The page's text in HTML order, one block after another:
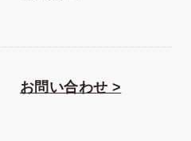
お問い合わせ >